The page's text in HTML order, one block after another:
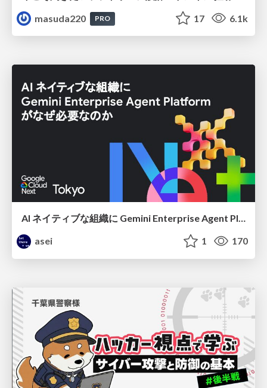
masuda220
PRO 17 6.1k
AI ネイティブな組織に Gemini Enterprise Agent Platform がなぜ必要なのか
asei
1 170